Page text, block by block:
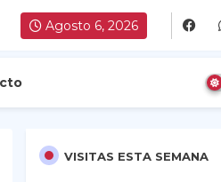
Agosto 6, 2026
VISITAS ESTA SEMANA